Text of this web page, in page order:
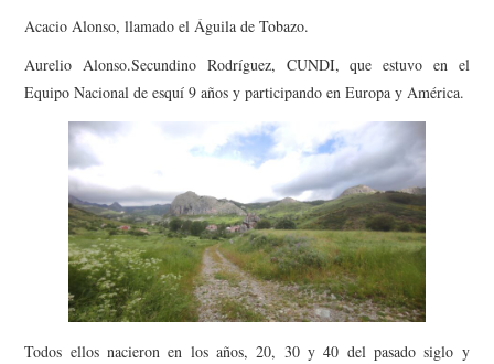
Acacio Alonso, llamado el Águila de Tobazo.
Aurelio Alonso.Secundino Rodríguez, CUNDI, que estuvo en el
Equipo Nacional de esquí 9 años y participando en Europa y América.
Todos ellos nacieron en los años, 20, 30 y 40 del pasado siglo y